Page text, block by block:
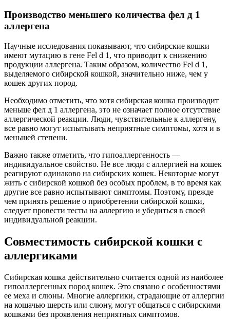
Производство меньшего количества фел д 1
аллергена
Научные исследования показывают, что сибирские кошки
имеют мутацию в гене Fel d 1, что приводит к снижению
продукции аллергена. Таким образом, количество Fel d 1,
выделяемого сибирской кошкой, значительно ниже, чем у
кошек других пород.
Необходимо отметить, что хотя сибирская кошка производит
меньше фел д 1 аллергена, это не означает полное отсутствие
аллергической реакции. Люди, чувствительные к аллергену,
все равно могут испытывать неприятные симптомы, хотя и в
меньшей степени.
Важно также отметить, что гипоаллергенность —
индивидуальное свойство. Не все люди с аллергией на кошек
реагируют одинаково на сибирских кошек. Некоторые могут
жить с сибирской кошкой без особых проблем, в то время как
другие все равно испытывают симптомы. Поэтому, прежде
чем принять решение о приобретении сибирской кошки,
следует провести тесты на аллергию и убедиться в своей
индивидуальной реакции.
Совместимость сибирской кошки с
аллергиками
Сибирская кошка действительно считается одной из наиболее
гипоаллергенных пород кошек. Это связано с особенностями
ее меха и слюны. Многие аллергики, страдающие от аллергии
на кошачью шерсть или слюну, могут общаться с сибирскими
кошками без проявления неприятных симптомов.